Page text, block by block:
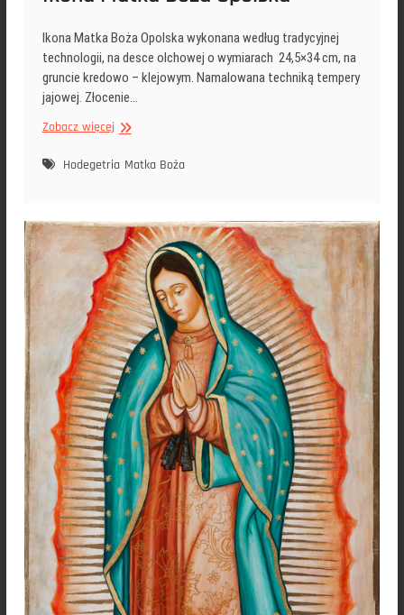
Ikona Matka Boża Opolska wykonana według tradycyjnej
technologii, na desce olchowej o wymiarach 24,5×34 cm, na
gruncie kredowo – klejowym. Namalowana techniką tempery
jajowej. Złocenie…
Zobacz więcejIkona
Boża
Hodegetria Matka Boża